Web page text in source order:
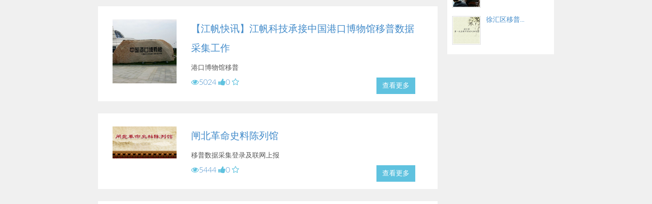
【江帆快讯】江帆科技承接中国港口博物馆移普数据
采集工作
港口博物馆移普
5024 0 查看更多
闸北革命史料陈列馆
移普数据采集登录及联网上报
5444 0 查看更多
徐汇区移普...